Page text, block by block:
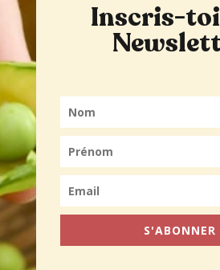
Inscris-
S'ABONNER